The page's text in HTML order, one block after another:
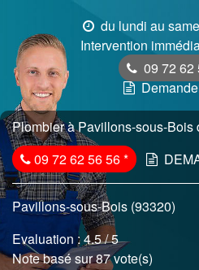
du lundi au
Intervention
09 72 62
Plombier à Pavillons-sous-Bois
09 72 62 56 56*
Pavillons-sous-Bois (93320)
Evaluation :4.5/ 5
Note basé sur 87 vote(s)